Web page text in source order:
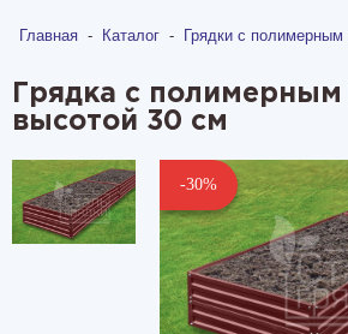
Главная - Каталог - Грядки с полимерным
Грядка с
высотой 30 см
-30%